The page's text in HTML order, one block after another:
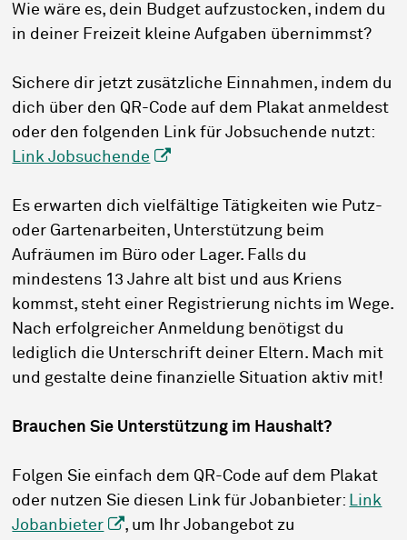
Wie wäre es, dein Budget aufzustocken, indem du
in deiner Freizeit kleine Aufgaben übernimmst?
Sichere dir jetzt zusätzliche Einnahmen, indem du
dich über den QR-Code auf dem Plakat anmeldest
oder den folgenden Link für Jobsuchende nutzt:
Link Jobsuchende
Es erwarten dich vielfältige Tätigkeiten wie Putz-
oder Gartenarbeiten, Unterstützung beim
Aufräumen im Büro oder Lager. Falls du
mindestens 13 Jahre alt bist und aus Kriens
kommst, steht einer Registrierung nichts im Wege.
Nach erfolgreicher Anmeldung benötigst du
lediglich die Unterschrift deiner Eltern. Mach mit
und gestalte deine finanzielle Situation aktiv mit!
Brauchen Sie Unterstützung im Haushalt?
Folgen Sie einfach dem QR-Code auf dem Plakat
oder nutzen Sie diesen Link für Jobanbieter:
Link
Jobanbieter
, um Ihr Jobangebot zu